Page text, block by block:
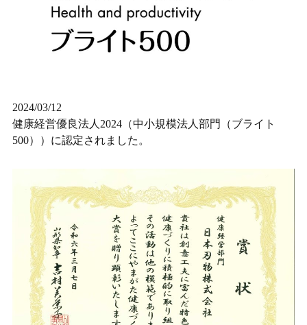
2024/03/12
健康経営優良法人2024（中小規模法人部門（ブライト
500））に認定されました。